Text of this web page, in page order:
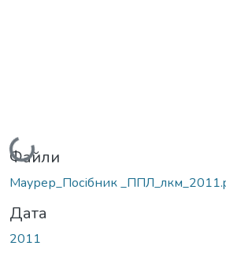
Вантажиться...
Файли
Маурер_Посібник
Дата
2011